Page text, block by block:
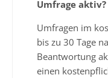
Umfrage aktiv?
Umfragen im
bis zu 30 Tage
Beantwortung
einen